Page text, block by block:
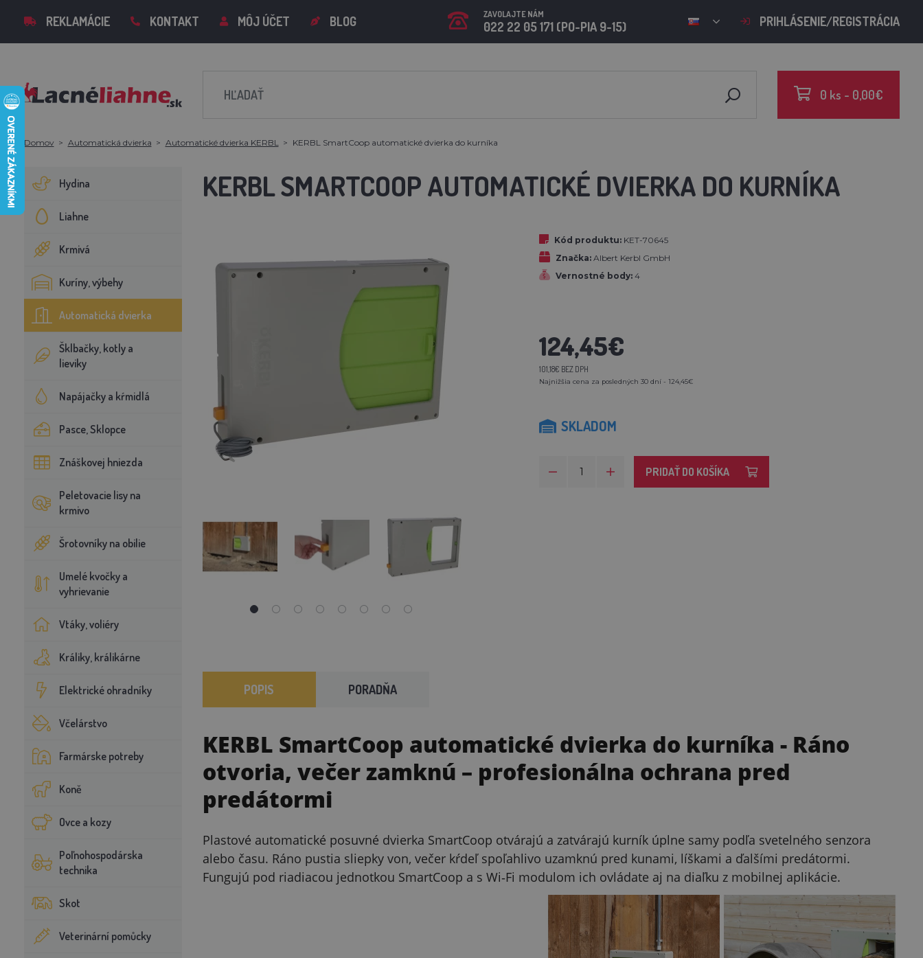
REKLAMÁCIE KONTAKT MÔJ ÚČET BLOG ZAVOLAJTE NÁM
022 22 05 171 (PO-PIA 9-15) PRIHLÁSENIE/REGISTRÁCIA
0 ks - 0,00€
Domov Automatická dvierka Automatické dvierka KERBL KERBL SmartCoop automatické dvierka do kurníka
Hydina
Liahne
Krmivá
Kuríny, výbehy
Automatická dvierka
Šklbačky, kotly a
lieviky
Napájačky a kŕmidlá
Pasce, Sklopce
Znáškovej hniezda
Peletovacie lisy na
krmivo
Šrotovníky na obilie
Umelé kvočky a
vyhrievanie
Vtáky, voliéry
Králiky, králikárne
Elektrické ohradníky
Včelárstvo
Farmárske potreby
Koně
Ovce a kozy
Poľnohospodárska
technika
Skot
Veterinární pomůcky
KERBL SMARTCOOP AUTOMATICKÉ DVIERKA DO KURNÍKA
Kód produktu: KET-70645
Značka: Albert Kerbl GmbH
Vernostné body: 4
124,45€
101,18€ BEZ DPH
Najnižšia cena za posledných 30 dní - 124,45€
SKLADOM
PRIDAŤ DO KOŠÍKA
POPIS PORADŇA
KERBL SmartCoop automatické dvierka do kurníka - Ráno
otvoria, večer zamknú – profesionálna ochrana pred
predátormi
Plastové automatické posuvné dvierka SmartCoop otvárajú a zatvárajú kurník úplne samy podľa svetelného senzora
alebo času. Ráno pustia sliepky von, večer kŕdeľ spoľahlivo uzamknú pred kunami, líškami a ďalšími predátormi.
Fungujú pod riadiacou jednotkou SmartCoop a s Wi‑Fi modulom ich ovládate aj na diaľku z mobilnej aplikácie.